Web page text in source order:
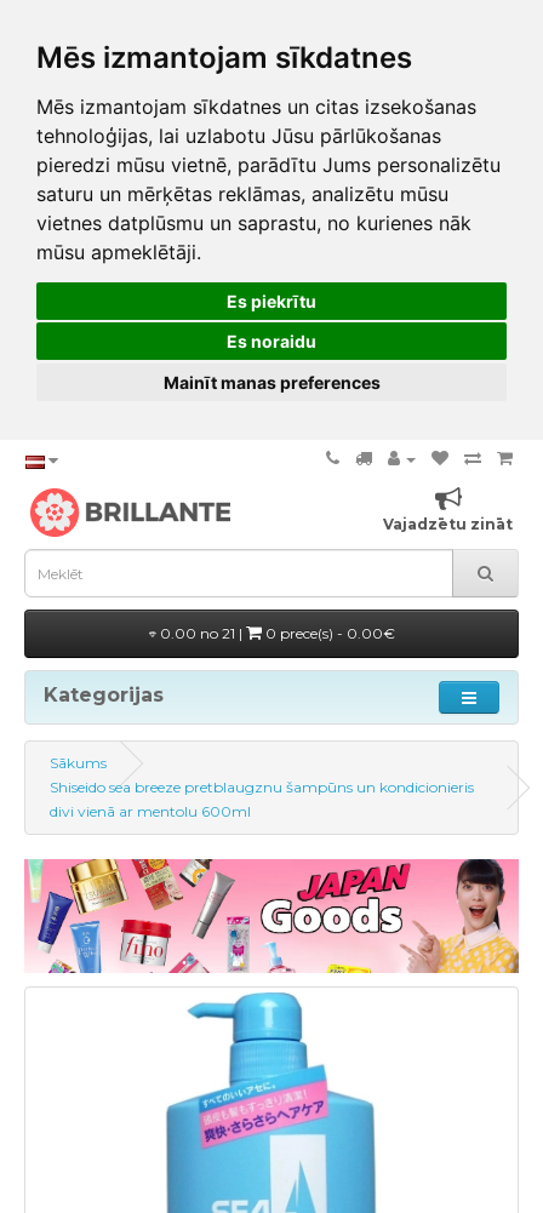
Mēs izmantojam sīkdatnes
Mēs izmantojam sīkdatnes un citas izsekošanas
tehnoloģijas, lai uzlabotu Jūsu pārlūkošanas
pieredzi mūsu vietnē, parādītu Jums personalizētu
saturu un mērķētas reklāmas, analizētu mūsu
vietnes datplūsmu un saprastu, no kurienes nāk
mūsu apmeklētāji.
Es piekrītu
Es noraidu
Mainīt manas preferences
Vajadzētu zināt
0.00 no 21 | 0 prece(s) - 0.00€
Kategorijas
Sākums
Shiseido sea breeze pretblaugznu šampūns un kondicionieris
divi vienā ar mentolu 600ml